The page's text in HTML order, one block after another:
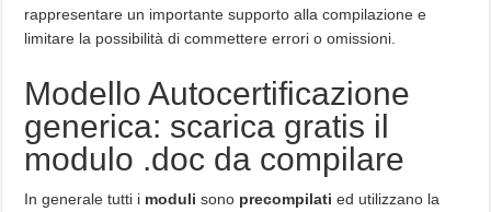
rappresentare un importante supporto alla compilazione e
limitare la possibilità di commettere errori o omissioni.
Modello Autocertificazione
generica: scarica gratis il
modulo .doc da compilare
In generale tutti i moduli sono precompilati ed utilizzano la